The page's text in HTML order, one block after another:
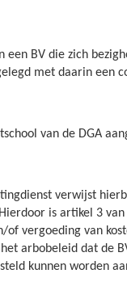
een BV die zich
met daarin een
van de DGA
verwijst
is artikel 3
vergoeding van
arbobeleid dat de
kunnen worden